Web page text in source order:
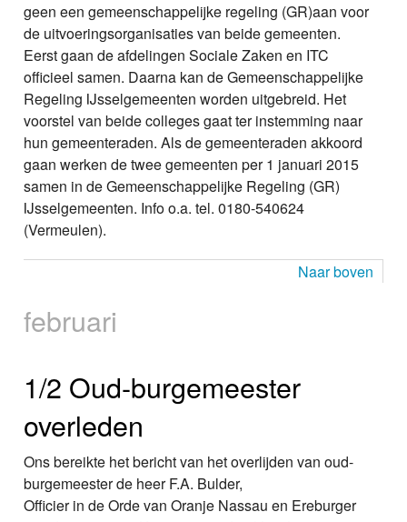
geen een gemeenschappelijke regeling (GR)aan voor
de uitvoeringsorganisaties van beide gemeenten.
Eerst gaan de afdelingen Sociale Zaken en ITC
officieel samen. Daarna kan de Gemeenschappelijke
Regeling IJsselgemeenten worden uitgebreid. Het
voorstel van beide colleges gaat ter instemming naar
hun gemeenteraden. Als de gemeenteraden akkoord
gaan werken de twee gemeenten per 1 januari 2015
samen in de Gemeenschappelijke Regeling (GR)
IJsselgemeenten. Info o.a. tel. 0180-540624
(Vermeulen).
Naar boven
februari
1/2 Oud-burgemeester
overleden
Ons bereikte het bericht van het overlijden van oud-
burgemeester de heer F.A. Bulder,
Officier in de Orde van Oranje Nassau en Ereburger